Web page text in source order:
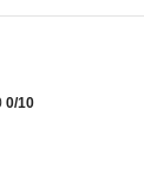
0/10